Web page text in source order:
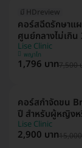
มี HDreview
คอร์สฉีดรักษาแ
ศูนย์กลางไม่เกิ
Lise Clinic
พญาไท
1,796 บาท7,500
คอร์สกำจัดขน
ปี สำหรับผู้หญิง
Lise Clinic
2,900 บาท